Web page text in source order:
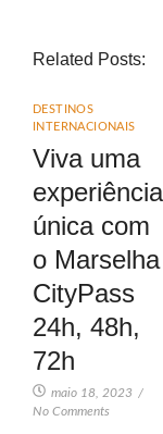
Related Posts:
DESTINOS
INTERNACIONAIS
Viva uma
experiência
única com
o Marselha
CityPass
24h, 48h,
72h
maio 18, 2023 /
No Comments